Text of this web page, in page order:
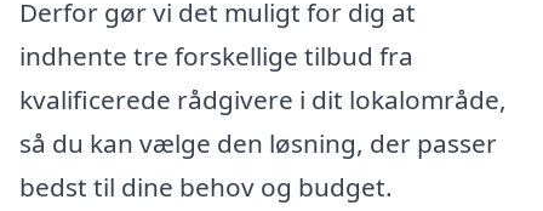
Derfor gør vi det muligt for dig at
indhente tre forskellige tilbud fra
kvalificerede rådgivere i dit lokalområde,
så du kan vælge den løsning, der passer
bedst til dine behov og budget.